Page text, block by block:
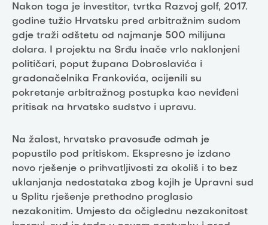
Nakon toga je investitor, tvrtka Razvoj golf, 2017.
godine tužio Hrvatsku pred arbitražnim sudom
gdje traži odštetu od najmanje 500 milijuna
dolara. I projektu na Srđu inače vrlo naklonjeni
političari, poput župana Dobroslavića i
gradonačelnika Frankovića, ocijenili su
pokretanje arbitražnog postupka kao neviđeni
pritisak na hrvatsko sudstvo i upravu.
Na žalost, hrvatsko pravosuđe odmah je
popustilo pod pritiskom. Ekspresno je izdano
novo rješenje o prihvatljivosti za okoliš i to bez
uklanjanja nedostataka zbog kojih je Upravni sud
u Splitu rješenje prethodno proglasio
nezakonitim. Umjesto da očiglednu nezakonitost